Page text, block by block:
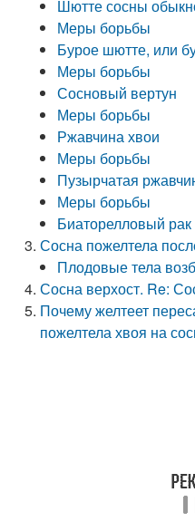
Шютте сосны
Меры борьбы
Бурое шютте, или
Меры борьбы
Сосновый вертун
Меры борьбы
Ржавчина хвои
Меры борьбы
Пузырчатая
Меры борьбы
Биаторелловый рак
Сосна пожелтела
Плодовые тела
Сосна верхост. Re:
Почему желтеет
пожелтела хвоя на